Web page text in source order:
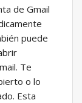
de Gmail
puede
Te
o lo
Esta